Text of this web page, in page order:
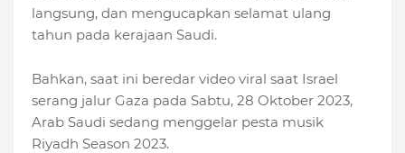
langsung, dan mengucapkan selamat ulang
tahun pada kerajaan Saudi.
Bahkan, saat ini beredar video viral saat Israel
serang jalur Gaza pada Sabtu, 28 Oktober 2023,
Arab Saudi sedang menggelar pesta musik
Riyadh Season 2023.